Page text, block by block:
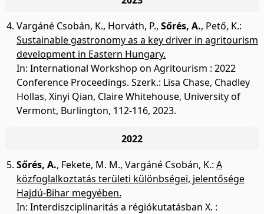
Vargáné Csobán, K., Horváth, P., Sőrés, A., Pető, K.:
Sustainable gastronomy as a key driver in agritourism
development in Eastern Hungary.
In: International Workshop on Agritourism : 2022
Conference Proceedings. Szerk.: Lisa Chase, Chadley
Hollas, Xinyi Qian, Claire Whitehouse, University of
Vermont, Burlington, 112-116, 2023.
2022
Sőrés, A., Fekete, M. M., Vargáné Csobán, K.: A
közfoglalkoztatás területi különbségei, jelentősége
Hajdú-Bihar megyében.
In: Interdiszciplinaritás a régiókutatásban X. :